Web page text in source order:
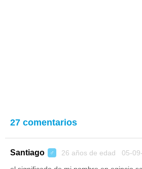
27 comentarios
Santiago ♂ 26 años de edad 05-